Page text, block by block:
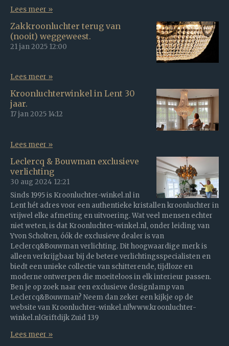
Lees meer »
Zakkroonluchter terug van
(nooit) weggeweest.
21 jan 2025 12:00
Lees meer »
Kroonluchterwinkel in Lent 30
jaar.
17 jan 2025 14:12
Lees meer »
Leclercq & Bouwman exclusieve
verlichting
30 aug 2024 12:21
Sinds 1995 is Kroonluchter-winkel.nl in
Lent hét adres voor een authentieke kristallen kroonluchter in
vrijwel elke afmeting en uitvoering. Wat veel mensen echter
niet weten, is dat Kroonluchter-winkel.nl, onder leiding van
Yvon Scholten, óók de exclusieve dealer is van
Leclercq&Bouwman verlichting. Dit hoogwaardige merk is
alleen verkrijgbaar bij de betere verlichtingsspecialisten en
biedt een unieke collectie van schitterende, tijdloze en
moderne ontwerpen die moeiteloos in elk interieur passen.
Ben je op zoek naar een exclusieve designlamp van
Leclercq&Bouwman? Neem dan zeker een kijkje op de
website van Kroonluchter-winkel.nl!www.kroonluchter-
winkel.nlGriftdijk Zuid 139
Lees meer »